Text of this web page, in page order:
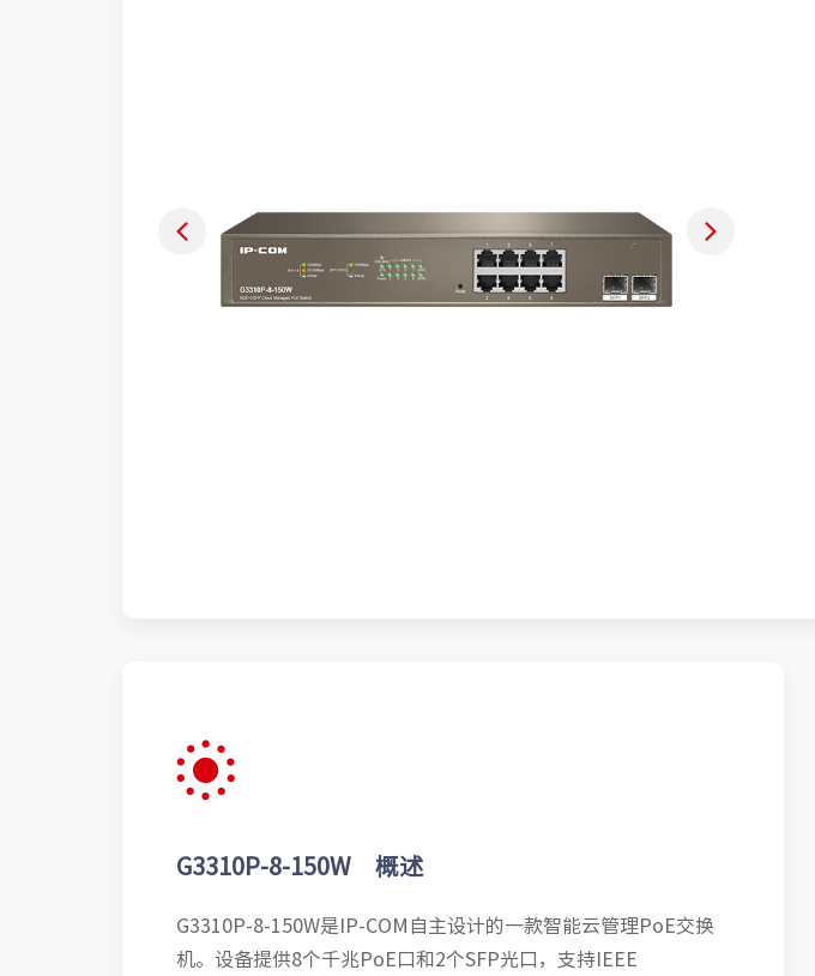
G3310P-8-150W 概述
G3310P-8-150W是IP-COM自主设计的一款智能云管理PoE交换
机。设备提供8个千兆PoE口和2个SFP光口，支持IEEE